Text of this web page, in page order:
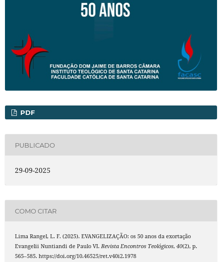
PDF
PUBLICADO
29-09-2025
COMO CITAR
Lima Rangel, L. F. (2025). EVANGELIZAÇÃO: os 50 anos da exortação
Evangelii Nuntiandi de Paulo VI. Revista Encontros Teológicos, 40(2), p.
565–585. https://doi.org/10.46525/ret.v40i2.1978